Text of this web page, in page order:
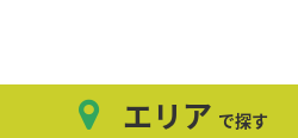
エリア で探す